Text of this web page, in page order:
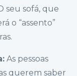
seu sofá, que
o “assento”
As pessoas
querem saber